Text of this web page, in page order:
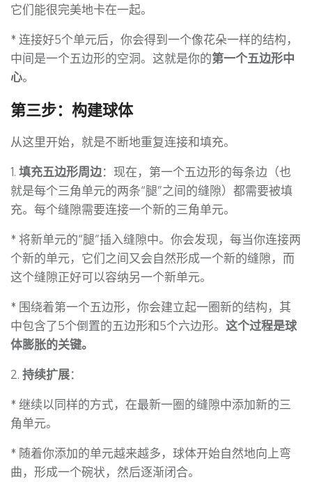
它们能很完美地卡在一起。
* 连接好5个单元后，你会得到一个像花朵一样的结构，
中间是一个五边形的空洞。这就是你的第一个五边形中
心。
第三步：构建球体
从这里开始，就是不断地重复连接和填充。
1. 填充五边形周边：现在，第一个五边形的每条边（也
就是每个三角单元的两条“腿”之间的缝隙）都需要被填
充。每个缝隙需要连接一个新的三角单元。
* 将新单元的“腿”插入缝隙中。你会发现，每当你连接两
个新的单元，它们之间又会自然形成一个新的缝隙，而
这个缝隙正好可以容纳另一个新单元。
* 围绕着第一个五边形，你会建立起一圈新的结构，其
中包含了5个倒置的五边形和5个六边形。 这个过程是球
体膨胀的关键。
2. 持续扩展：
* 继续以同样的方式，在最新一圈的缝隙中添加新的三
角单元。
* 随着你添加的单元越来越多，球体开始自然地向上弯
曲，形成一个碗状，然后逐渐闭合。